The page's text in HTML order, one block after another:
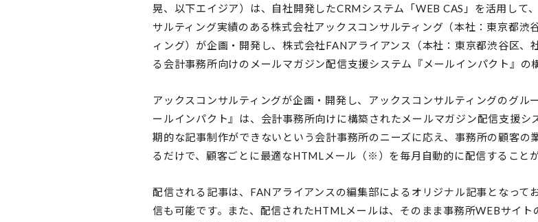
晃、以下エイジア）は、自社開発したCRMシステム「WEB CAS」を活用して
サルティング実績のある株式会社アックスコンサルティング（本社：東京都渋
ィング）が企画・開発し、株式会社FANアライアンス（本社：東京都渋谷区、
る会計事務所向けのメールマガジン配信支援システム『メールインパクト』の
アックスコンサルティングが企画・開発し、アックスコンサルティングのグル
ールインパクト』は、会計事務所向けに構築されたメールマガジン配信支援シ
期的な記事制作ができないという会計事務所のニーズに応え、事務所の顧客の
るだけで、顧客ごとに最適なHTMLメール（※）を毎月自動的に配信することが
配信される記事は、FANアライアンスの編集部によるオリジナル記事となって
信も可能です。また、配信されたHTMLメールは、そのまま事務所WEBサイ